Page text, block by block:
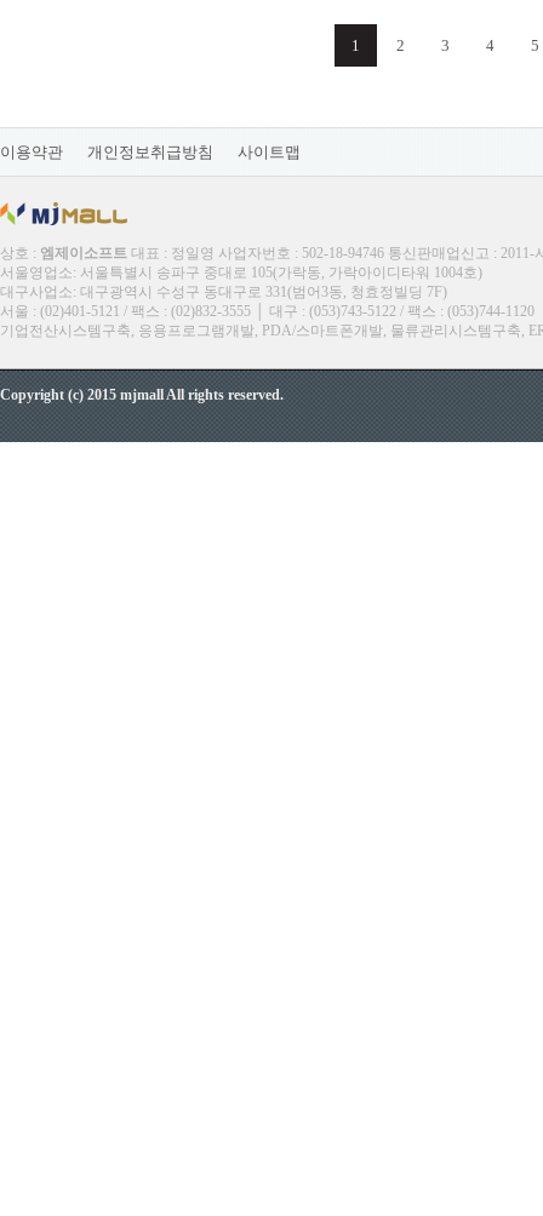
1 2 3 4 5
이용약관 개인정보취급방침 사이트맵
상호 : 엠제이소프트 대표 : 정일영 사업자번호 : 502-18-94746 통신판매업신고 : 2011-
서울영업소: 서울특별시 송파구 중대로 105(가락동, 가락아이디타워 1004호)
대구사업소: 대구광역시 수성구 동대구로 331(범어3동, 청효정빌딩 7F)
서울 : (02)401-5121 / 팩스 : (02)832-3555 │ 대구 : (053)743-5122 / 팩스 : (053)744-1120
기업전산시스템구축, 응용프로그램개발, PDA/스마트폰개발, 물류관리시스템구축,
Copyright (c) 2015 mjmall All rights reserved.